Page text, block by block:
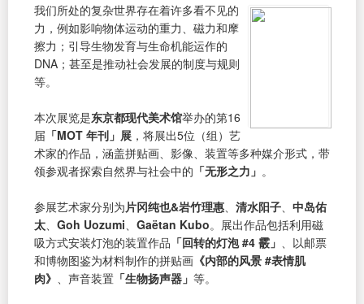
我们所处的复杂世界存在着许多看不见的
力，例如影响物体运动的重力、磁力和摩
擦力；引导生物发育与生命机能运作的
DNA；甚至是推动社会发展的制度与规则
等。
本次展览是东京都现代美术馆举办的第16
届 「MOT 年刊」展 ，将展出5位（组）艺
术家的作品，涵盖拼贴画、影像、装置等多种媒介形式，带
领参观者探索自然界与社会中的 「无形之力」 。
参展艺术家分别为片冈纯也&岩竹理惠 清水阳子
中岛佑
太
Goh Uozumi Gaëtan Kubo。展出作品包括利用磁
吸方式安装灯泡的装置作品 「回转的灯泡 #4 霰」
、以邮票
和博物图鉴为材料制作的拼贴画 《内部的风景 #表情肌
肉》
、声音装置 「生物扬声器」 等。